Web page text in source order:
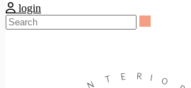
login